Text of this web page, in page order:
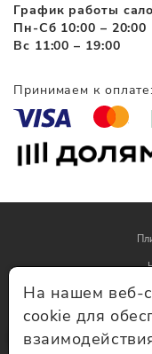
График работы
Пн-Сб 10:00 – 20:00
Вс 11:00 – 19:00
Принимаем к оплате:
© Плитка Иванна 2026 -
На нашем веб-
cookie для